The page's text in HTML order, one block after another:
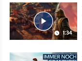
1:34